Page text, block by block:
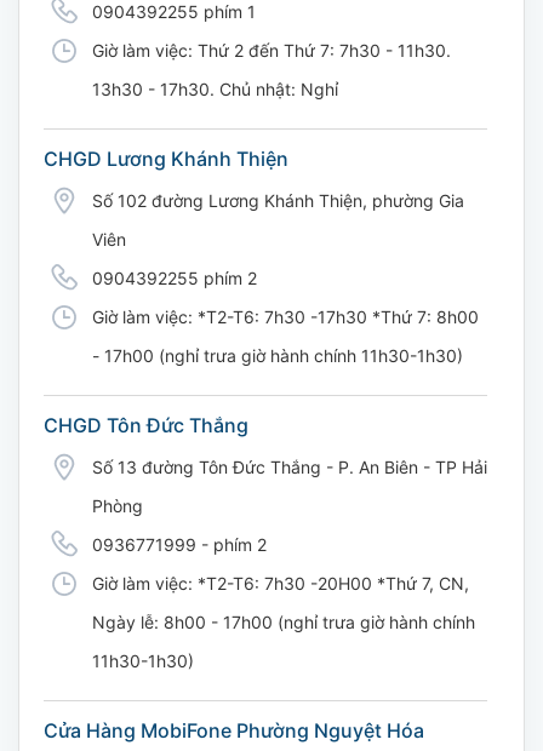
0904392255 phím 1
Giờ làm việc: Thứ 2 đến Thứ 7: 7h30 - 11h30.
13h30 - 17h30. Chủ nhật: Nghỉ
CHGD Lương Khánh Thiện
Số 102 đường Lương Khánh Thiện, phường Gia
Viên
0904392255 phím 2
Giờ làm việc: *T2-T6: 7h30 -17h30 *Thứ 7: 8h00
- 17h00 (nghỉ trưa giờ hành chính 11h30-1h30)
CHGD Tôn Đức Thắng
Số 13 đường Tôn Đức Thắng - P. An Biên - TP Hải
Phòng
0936771999 - phím 2
Giờ làm việc: *T2-T6: 7h30 -20H00 *Thứ 7, CN,
Ngày lễ: 8h00 - 17h00 (nghỉ trưa giờ hành chính
11h30-1h30)
Cửa Hàng MobiFone Phường Nguyệt Hóa